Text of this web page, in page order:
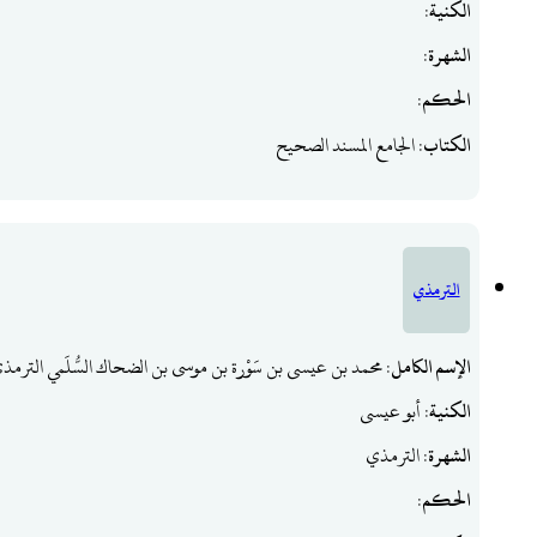
الكنية:
الشهرة:
الحكم:
الكتاب: الجامع المسند الصحيح
الترمذي
الإسم الكامل: محمد بن عيسى بن سَوْرة بن موسى بن الضحاك السُّلَمي
الكنية: أبو عيسى
الشهرة: الترمذي
الحكم: